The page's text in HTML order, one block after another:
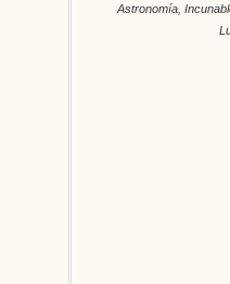
Astronomía ,